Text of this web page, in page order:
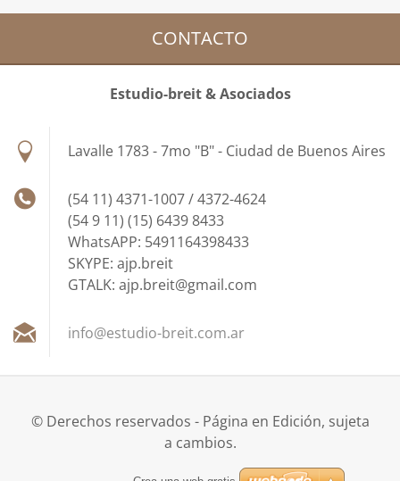
CONTACTO
Estudio-breit & Asociados
Lavalle 1783 - 7mo "B" - Ciudad de Buenos Aires
(54 11) 4371-1007 / 4372-4624
(54 9 11) (15) 6439 8433
WhatsAPP: 5491164398433
SKYPE: ajp.breit
GTALK: ajp.breit@gmail.com
info@estudio-breit.com.ar
© Derechos reservados - Página en Edición, sujeta
a cambios.